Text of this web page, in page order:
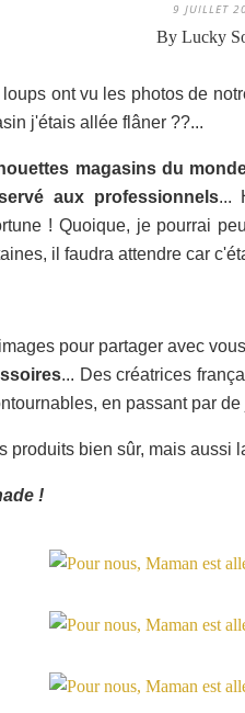
9 JUILLET
By Lucky
ont vu les photos de
j'étais allée flâner ??...
magasins du
aux professionnels...
! Quoique, je pourrai
il faudra attendre car
pour partager avec vous
... Des créatrices
en passant par
produits bien sûr, mais aussi
!